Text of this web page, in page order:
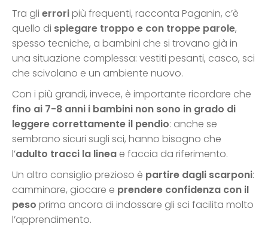
Tra gli erroripiù frequenti, racconta Paganin, c’è
quello di spiegare troppo e con troppe parole,
spesso tecniche, a bambini che si trovano già in
una situazione complessa: vestiti pesanti, casco, sci
che scivolano e un ambiente nuovo.
Con i più grandi, invece, è importante ricordare che
fino ai 7-8 anni i bambini non sono in grado di
leggere correttamente il pendio: anche se
sembrano sicuri sugli sci, hanno bisogno che
l’adulto tracci la linea e faccia da riferimento.
Un altro consiglio prezioso è partire dagli scarponi:
camminare, giocare e prendere confidenza con il
peso prima ancora di indossare gli sci facilita molto
l’apprendimento.